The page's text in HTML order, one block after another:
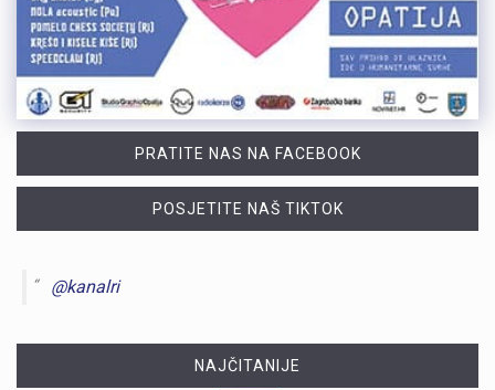
PRATITE NAS NA FACEBOOK
POSJETITE NAŠ TIKTOK
@kanalri
NAJČITANIJE